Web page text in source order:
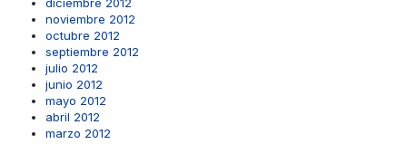
diciembre 2012
noviembre 2012
octubre 2012
septiembre 2012
julio 2012
junio 2012
mayo 2012
abril 2012
marzo 2012